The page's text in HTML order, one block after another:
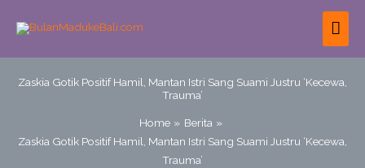
Zaskia Gotik Positif Hamil, Mantan Istri Sang Suami Justru ‘Kecewa,
Trauma’
Home
Berita
Zaskia Gotik Positif Hamil, Mantan Istri Sang Suami Justru ‘Kecewa,
Trauma’